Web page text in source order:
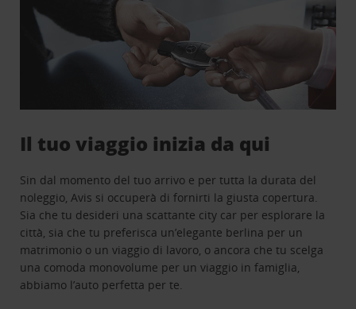
Il tuo viaggio inizia da qui
Sin dal momento del tuo arrivo e per tutta la durata del
noleggio, Avis si occuperà di fornirti la giusta copertura.
Sia che tu desideri una scattante city car per esplorare la
città, sia che tu preferisca un’elegante berlina per un
matrimonio o un viaggio di lavoro, o ancora che tu scelga
una comoda monovolume per un viaggio in famiglia,
abbiamo l’auto perfetta per te.